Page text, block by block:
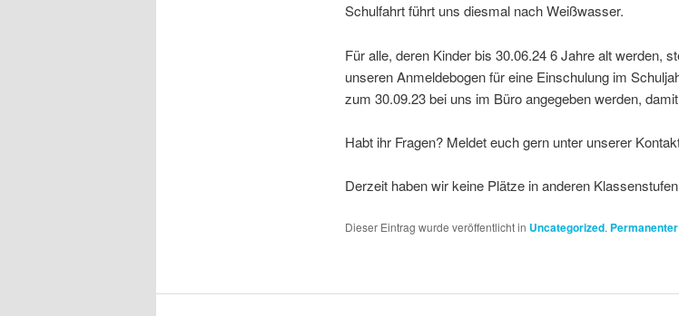
Schulfahrt führt uns diesmal nach Weißwasser.
Für alle, deren Kinder bis 30.06.24 6 Jahre alt werden,
unseren Anmeldebogen für eine Einschulung im
zum 30.09.23 bei uns im Büro angegeben werden,
Habt ihr Fragen? Meldet euch gern unter unserer
Derzeit haben wir keine Plätze in anderen
Dieser Eintrag wurde veröffentlicht in Uncategorized.